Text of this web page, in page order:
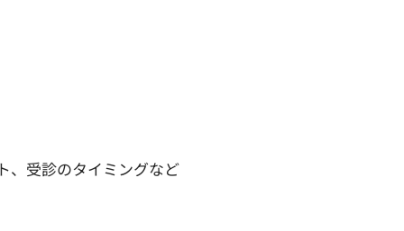
、受診のタイミングなど